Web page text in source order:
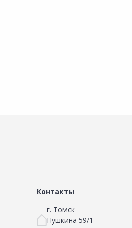
Контакты
г. Томск
Пушкина 59/1